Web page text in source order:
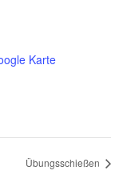
Karte
Übungsschießen